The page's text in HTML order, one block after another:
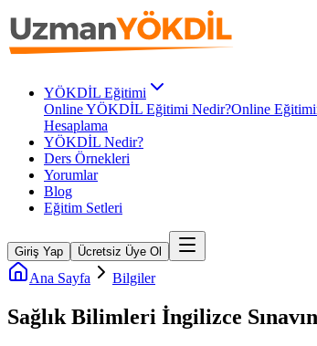
YÖKDİL Eğitimi
Online YÖKDİL Eğitimi Nedir?Online
Hesaplama
YÖKDİL Nedir?
Ders Örnekleri
Yorumlar
Blog
Eğitim Setleri
Giriş Yap Ücretsiz Üye Ol
Ana Sayfa Bilgiler
Sağlık Bilimleri İngilizce